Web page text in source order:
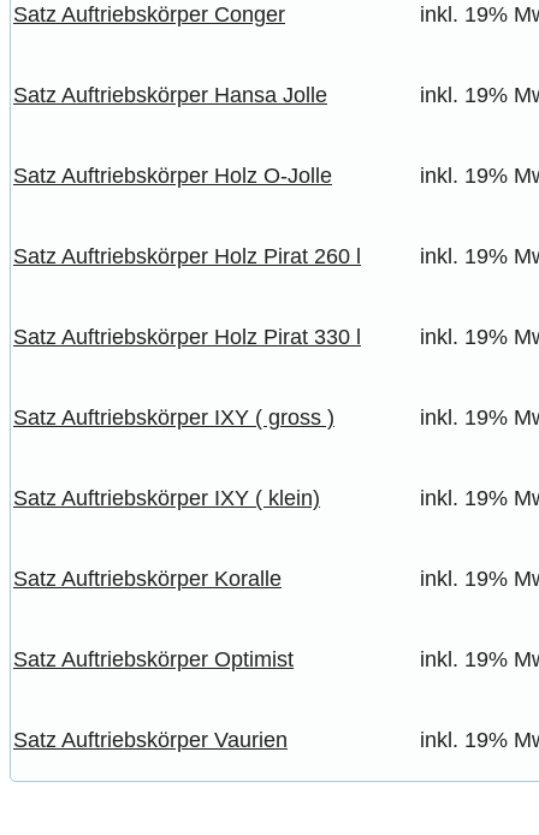
Satz Auftriebskörper Conger inkl. 19%
Satz Auftriebskörper Hansa Jolle inkl. 19%
Satz Auftriebskörper Holz O-Jolle inkl. 19%
Satz Auftriebskörper Holz Pirat 260 l inkl. 19%
Satz Auftriebskörper Holz Pirat 330 l inkl. 19%
Satz Auftriebskörper IXY ( gross ) inkl. 19%
Satz Auftriebskörper IXY ( klein) inkl. 19%
Satz Auftriebskörper Koralle inkl. 19%
Satz Auftriebskörper Optimist inkl. 19%
Satz Auftriebskörper Vaurien inkl. 19%